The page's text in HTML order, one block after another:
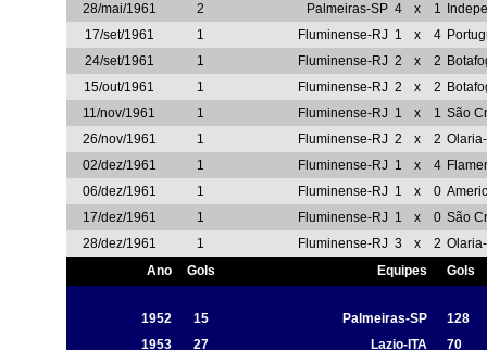
28/mai/1961
2 Palmeiras-SP 4 x 1
17/set/1961
1 Fluminense-RJ 1 x 4
24/set/1961
1 Fluminense-RJ 2 x 2
15/out/1961
1 Fluminense-RJ 2 x 2
11/nov/1961
1 Fluminense-RJ 1 x 1 São
26/nov/1961
1 Fluminense-RJ 2 x 2
02/dez/1961
1 Fluminense-RJ 1 x 4
06/dez/1961
1 Fluminense-RJ 1 x 0
17/dez/1961
1 Fluminense-RJ 1 x 0 São
28/dez/1961
1 Fluminense-RJ 3 x 2
Ano
Gols Equipes Gols
1952 15 Palmeiras-SP
128
1953
27 Lazio-ITA
70